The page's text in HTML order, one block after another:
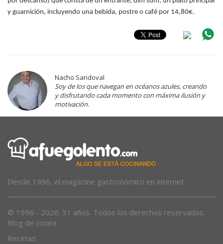
y guarnición, incluyendo una bebida, postre o café por 14,80€.
Nacho Sandoval
Soy de los que navegan en océanos azules, creando
y disfrutando cada momento con máxima ilusión y
motivación.
Desde 1996, el magazine gastronómico en internet.
© 1996 - 2026. 31 años. Todos los derechos reservados.
Blog de cocina
Recetas